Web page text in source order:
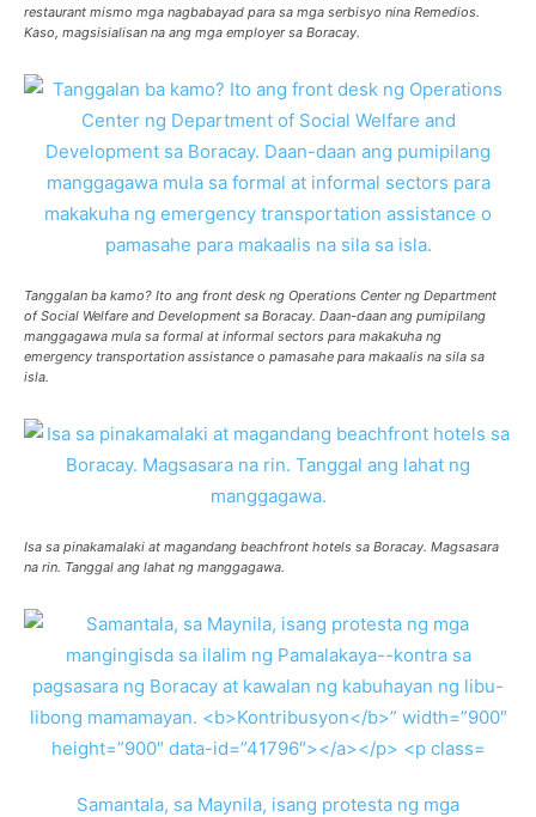
restaurant mismo mga nagbabayad para sa mga serbisyo nina Remedios.
Kaso, magsisialisan na ang mga employer sa Boracay.
Tanggalan ba kamo? Ito ang front desk ng Operations Center ng Department
of Social Welfare and Development sa Boracay. Daan-daan ang pumipilang
manggagawa mula sa formal at informal sectors para makakuha ng
emergency transportation assistance o pamasahe para makaalis na sila sa
isla.
Isa sa pinakamalaki at magandang beachfront hotels sa Boracay. Magsasara
na rin. Tanggal ang lahat ng manggagawa.
Samantala, sa Maynila, isang protesta ng mga